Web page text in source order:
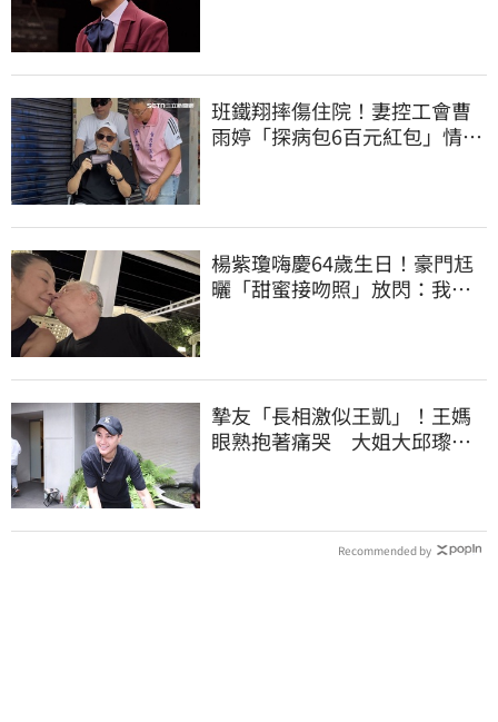
班鐵翔摔傷住院！妻控工會曹
雨婷「探病包6百元紅包」情
楊紫瓊嗨慶64歲生日！豪門尪
曬「甜蜜接吻照」放閃：我親
摯友「長相激似王凱」！王媽
眼熟抱著痛哭 大姐大邱瓈寬
Recommended by